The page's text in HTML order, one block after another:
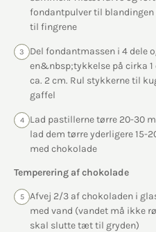
fondantpulver til
til fingrene
3
Del fondantmassen i 4 dele
en&nbsp;tykkelse på cirka
ca. 2 cm. Rul stykkerne til
gaffel
4
Lad pastillerne tørre 20-30
lad dem tørre yderligere 15-
med chokolade
Temperering af chokolade
5
Afvej 2/3 af chokoladen i
med vand (vandet må ikke
skal slutte tæt til gryden)